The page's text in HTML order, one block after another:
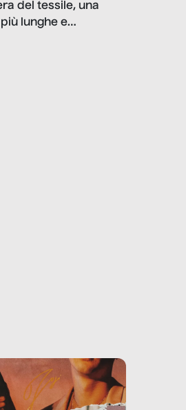
del tessile, una
lunghe e